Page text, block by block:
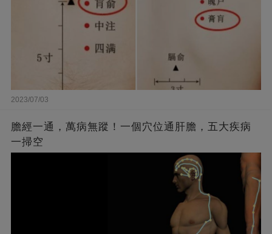
2023/07/03
膽經一通，萬病無蹤！一個穴位通肝膽，五大疾病
一掃空